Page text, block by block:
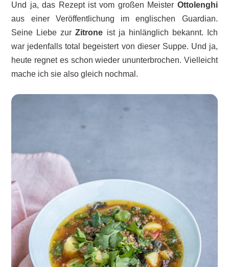
Und ja, das Rezept ist vom großen Meister Ottolenghi
aus einer Veröffentlichung im englischen Guardian.
Seine Liebe zurZitrone ist ja hinlänglich bekannt. Ich
war jedenfalls total begeistert von dieser Suppe. Und ja,
heute regnet es schon wieder ununterbrochen. Vielleicht
mache ich sie also gleich nochmal.